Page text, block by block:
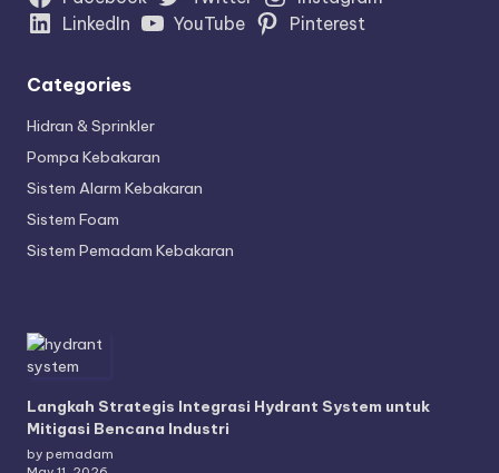
LinkedIn
YouTube Pinterest
Categories
Hidran & Sprinkler
Pompa Kebakaran
Sistem Alarm Kebakaran
Sistem Foam
Sistem Pemadam Kebakaran
Langkah Strategis Integrasi Hydrant System untuk
Mitigasi Bencana Industri
by pemadam